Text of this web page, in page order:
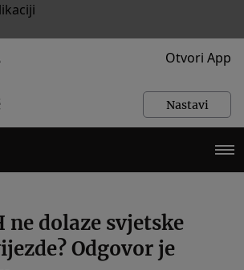
Otvori App
Nastavi
ne dolaze svjetske
Odgovor je